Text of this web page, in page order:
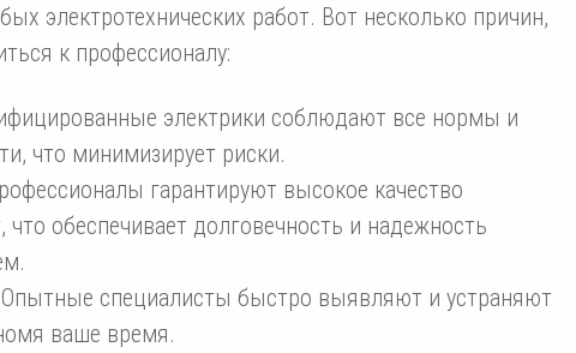
электротехнических работ. Вот несколько причин,
к профессионалу:
электрики соблюдают все нормы и
что минимизирует риски.
гарантируют высокое качество
обеспечивает долговечность и надежность
специалисты быстро выявляют и устраняют
ваше время.